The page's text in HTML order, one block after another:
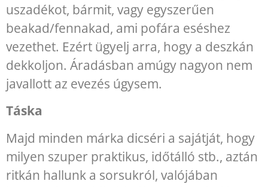
uszadékot, bármit, vagy egyszerűen
beakad/fennakad, ami pofára eséshez
vezethet. Ezért ügyelj arra, hogy a deszkán
dekkoljon. Áradásban amúgy nagyon nem
javallott az evezés úgysem.
Táska
Majd minden márka dicséri a sajátját, hogy
milyen szuper praktikus, időtálló stb., aztán
ritkán hallunk a sorsukról, valójában